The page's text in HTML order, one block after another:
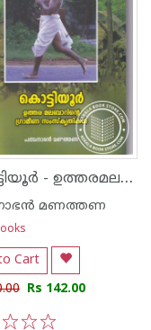
കൊട്ടിയൂര്‍ - ഉത്തരമലബാറിന്റെ ഗ്രാമീണ സംസ്കൃതികള്‍
മണത്തണ
Cart
Rs 142.00